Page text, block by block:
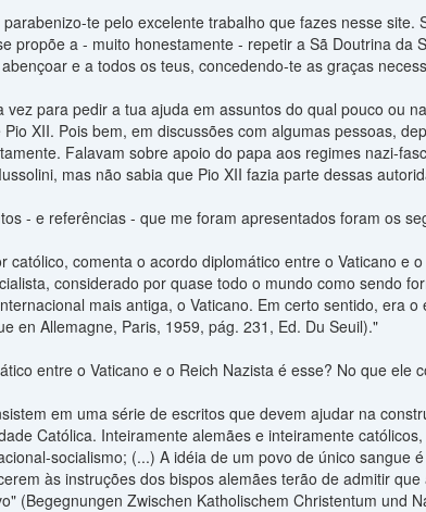
te pelo excelente trabalho que fazes nesse
propõe a - muito honestamente - repetir a Sã Doutrina da
e a todos os teus, concedendo-te as graças
vez para pedir a tua ajuda em assuntos do qual pouco ou
XII. Pois bem, em discussões com algumas pessoas,
Falavam sobre apoio do papa aos regimes nazi-
mas não sabia que Pio XII fazia parte dessas
- e referências - que me foram apresentados foram os
católico, comenta o acordo diplomático entre o Vaticano e
considerado por quase todo o mundo como sendo
mais antiga, o Vaticano. Em certo sentido, era
en Allemagne, Paris, 1959, pág. 231, Ed. Du Seuil)."
entre o Vaticano e o Reich Nazista é esse? No que ele
em uma série de escritos que devem ajudar na
Católica. Inteiramente alemães e inteiramente
socialismo; (...) A idéia de um povo de único sangue
às instruções dos bispos alemães terão de admitir
(Begegnungen Zwischen Katholischem Christentum und